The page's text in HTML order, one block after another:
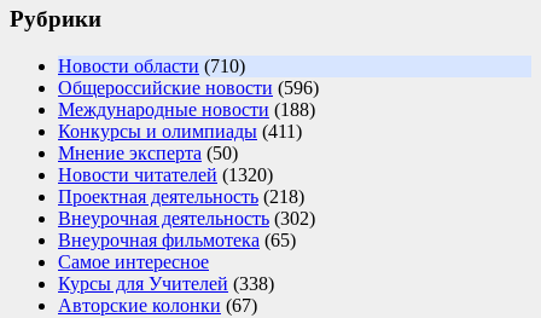
Рубрики
Новости области (710)
Общероссийские новости (596)
Международные новости (188)
Конкурсы и олимпиады (411)
Мнение эксперта (50)
Новости читателей (1320)
Проектная деятельность (218)
Внеурочная деятельность (302)
Внеурочная фильмотека (65)
Самое интересное
Курсы для Учителей (338)
Авторские колонки (67)